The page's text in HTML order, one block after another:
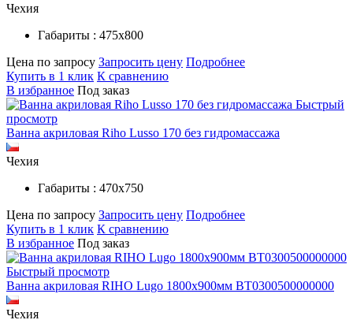
Чехия
Габариты : 475х800
Цена по запросу Запросить цену Подробнее
Купить в 1 клик К сравнению
В избранное Под заказ
Быстрый
просмотр
Ванна акриловая Riho Lusso 170 без гидромассажа
Чехия
Габариты : 470х750
Цена по запросу Запросить цену Подробнее
Купить в 1 клик К сравнению
В избранное Под заказ
Быстрый просмотр
Ванна акриловая RIHO Lugo 1800x900мм BT0300500000000
Чехия